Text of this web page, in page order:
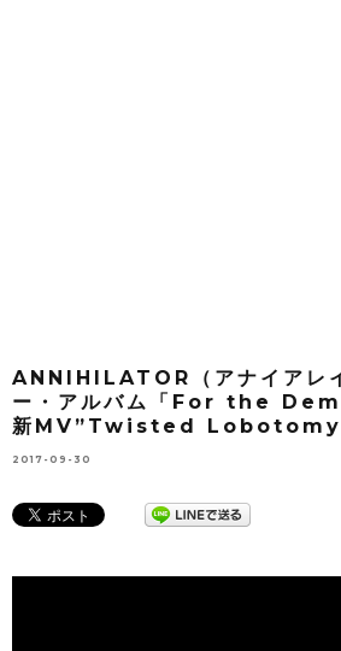
ANNIHILATOR（アナイアレ
ー・アルバム「For the
新MV”Twisted Lobotomy”
2017-09-30